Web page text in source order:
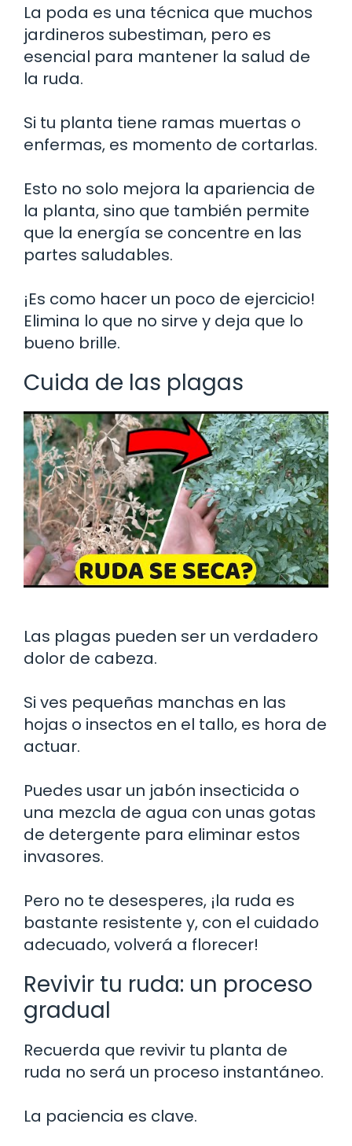
La poda es una técnica que muchos
jardineros subestiman, pero es
esencial para mantener la salud de
la ruda.
Si tu planta tiene ramas muertas o
enfermas, es momento de cortarlas.
Esto no solo mejora la apariencia de
la planta, sino que también permite
que la energía se concentre en las
partes saludables.
¡Es como hacer un poco de ejercicio!
Elimina lo que no sirve y deja que lo
bueno brille.
Cuida de las plagas
Las plagas pueden ser un verdadero
dolor de cabeza.
Si ves pequeñas manchas en las
hojas o insectos en el tallo, es hora de
actuar.
Puedes usar un jabón insecticida o
una mezcla de agua con unas gotas
de detergente para eliminar estos
invasores.
Pero no te desesperes, ¡la ruda es
bastante resistente y, con el cuidado
adecuado, volverá a florecer!
Revivir tu ruda: un proceso
gradual
Recuerda que revivir tu planta de
ruda no será un proceso instantáneo.
La paciencia es clave.